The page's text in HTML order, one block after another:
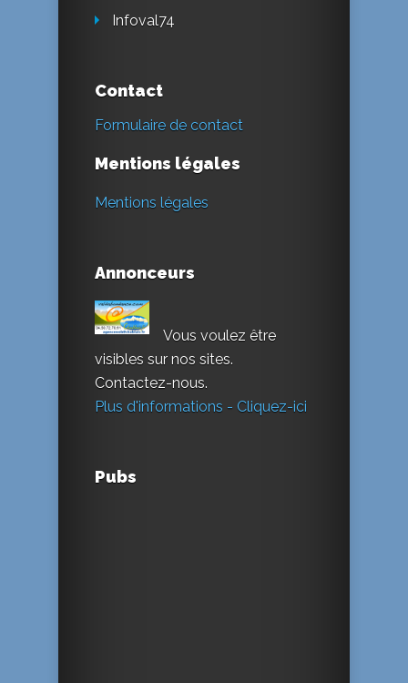
Infoval74
Contact
Formulaire de contact
Mentions légales
Mentions légales
Annonceurs
Vous voulez être
visibles sur nos sites.
Contactez-nous.
Plus d'informations - Cliquez-ici
Pubs